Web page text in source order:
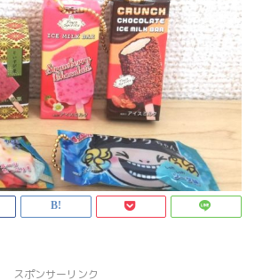
スポンサーリンク